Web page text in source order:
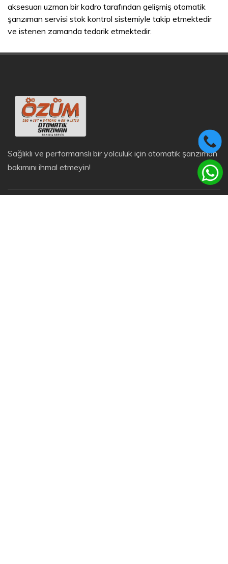
aksesuarı uzman bir kadro tarafından gelişmiş otomatik
şanzıman servisi stok kontrol sistemiyle takip etmektedir
ve istenen zamanda tedarik etmektedir.
Sağlıklı ve performanslı bir yolculuk için otomatik şanzıman
bakımını ihmal etmeyin!